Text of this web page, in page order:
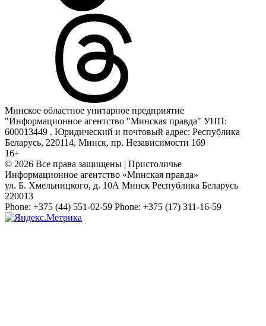
Минское областное унитарное предприятие
"Информационное агентство "Минская правда" УНП:
600013449 . Юридический и почтовый адрес: Республика
Беларусь, 220114, Минск, пр. Независимости 169
16+
© 2026 Все права защищены | Пристоличье
Информационное агентство «Минская правда»
ул. Б. Хмельницкого, д. 10А Минск Республика Беларусь
220013
Phone: +375 (44) 551-02-59 Phone: +375 (17) 311-16-59